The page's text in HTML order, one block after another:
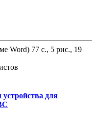
Word) 77 с., 5 рис., 19
для